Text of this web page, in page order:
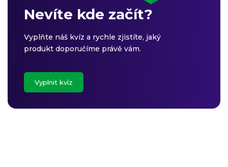
Nevíte kde začít?
Vyplňte náš kvíz a rychle zjistíte, jaký
produkt doporučíme právě vám.
Vyplnit kvíz